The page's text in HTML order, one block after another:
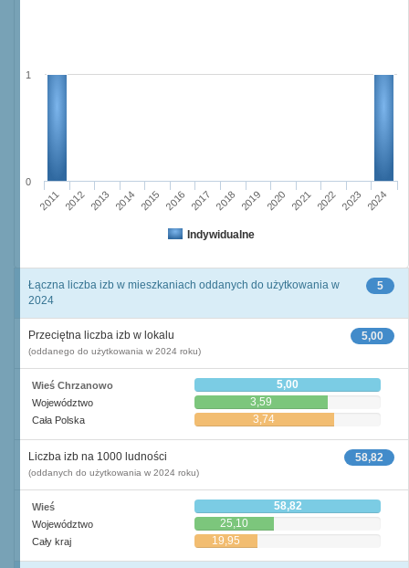
Indywidualne
2011 2012 2013 2014 2015 2016 2017 2018 2019 2020 2021 2022 2023 2024
0
1
5
Łączna liczba izb w mieszkaniach oddanych do użytkowania w
2024
5,00
Przeciętna liczba izb w lokalu
(oddanego do użytkowania w 2024 roku)
Wieś Chrzanowo 5,00
Województwo 3,59
Cała Polska 3,74
58,82
Liczba izb na 1000 ludności
(oddanych do użytkowania w 2024 roku)
Wieś 58,82
Województwo 25,10
Cały kraj 19,95